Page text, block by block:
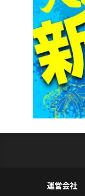
運営会社